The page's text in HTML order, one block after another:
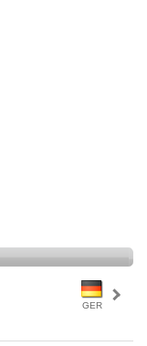
GER